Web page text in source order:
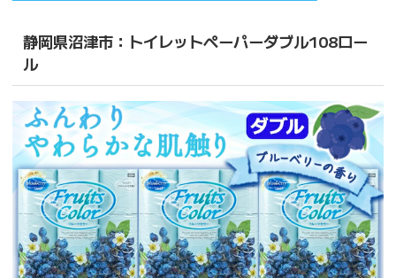
静岡県沼津市：トイレットペーパーダブル108ロー
ル